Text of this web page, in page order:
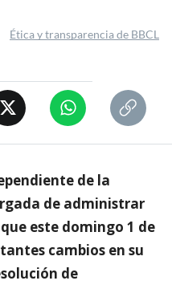
Ética y transparencia de BBCL
de la
de administrar
este domingo 1 de
cambios en su
de